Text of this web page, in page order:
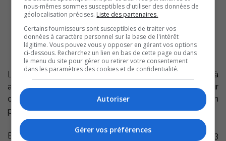
type kermesse
Ateliers créatifs
Visite guidée de la Maison des gouverneurs et des Jardins
de la Baronne
Cherche et trouve pour petits et grands
Formule micro ouvert interculturel (inscription requise)
Les participantes et les participants sont invités à
apporter leur pique-nique, leurs chaises et leur
couverture pour profiter pleinement de cet après-midi en
plein air.
En cas de pluie, l’événement sera remis au
dimanche 3
nous-mêmes sommes susceptibles d'utiliser des données de
géolocalisation précises. Liste des partenaires.
Certains fournisseurs sont susceptibles de traiter vos
données à caractère personnel sur la base de l'intérêt
légitime. Vous pouvez vous y opposer en gérant vos options
ci-dessous. Recherchez un lien en bas de cette page ou dans
le menu du site pour gérer ou retirer votre consentement
dans les paramètres des cookies et de confidentialité.
Autoriser
Gérer vos préférences